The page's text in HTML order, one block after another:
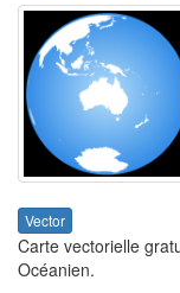
Vector
Carte vectorielle
Océanien.